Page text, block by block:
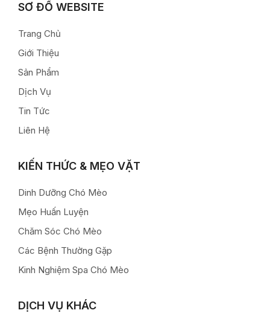
SƠ ĐỒ WEBSITE
Trang Chủ
Giới Thiệu
Sản Phẩm
Dịch Vụ
Tin Tức
Liên Hệ
KIẾN THỨC & MẸO VẶT
Dinh Dưỡng Chó Mèo
Mẹo Huấn Luyện
Chăm Sóc Chó Mèo
Các Bệnh Thường Gặp
Kinh Nghiệm Spa Chó Mèo
DỊCH VỤ KHÁC